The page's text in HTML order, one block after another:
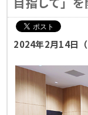
2024年2月14日（